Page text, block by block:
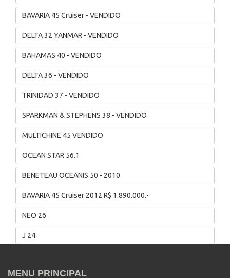
BAVARIA 45 Cruiser - VENDIDO
DELTA 32 YANMAR - VENDIDO
BAHAMAS 40 - VENDIDO
DELTA 36 - VENDIDO
TRINIDAD 37 - VENDIDO
SPARKMAN & STEPHENS 38 - VENDIDO
MULTICHINE 45 VENDIDO
OCEAN STAR 56.1
BENETEAU OCEANIS 50 - 2010
BAVARIA 45 Cruiser 2012 R$ 1.890.000.-
NEO 26
J 24
MENU PRINCIPAL